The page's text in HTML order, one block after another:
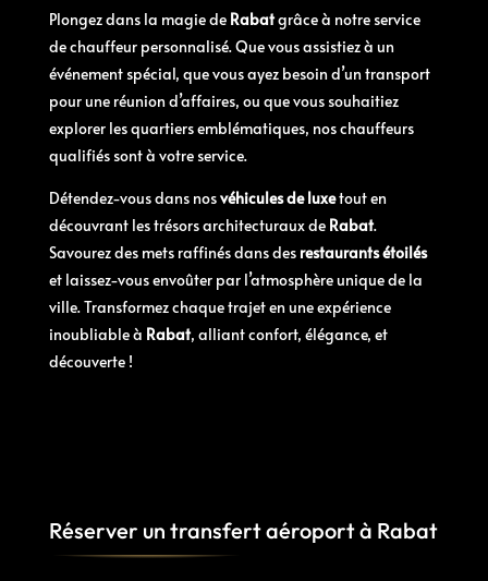
Plongez dans la magie de Rabatgrâce à notre service
de chauffeur personnalisé. Que vous assistiez à un
événement spécial, que vous ayez besoin d’un transport
pour une réunion d’affaires, ou que vous souhaitiez
explorer les quartiers emblématiques, nos chauffeurs
qualifiés sont à votre service.
Détendez-vous dans nosvéhicules de luxetout en
découvrant les trésors architecturaux de Rabat.
Savourez des mets raffinés dans des restaurants étoilés
et laissez-vous envoûter par l’atmosphère unique de la
ville. Transformez chaque trajet en une expérience
inoubliable à Rabat, alliant confort, élégance, et
découverte !
Réserver un transfert aéroport à Rabat